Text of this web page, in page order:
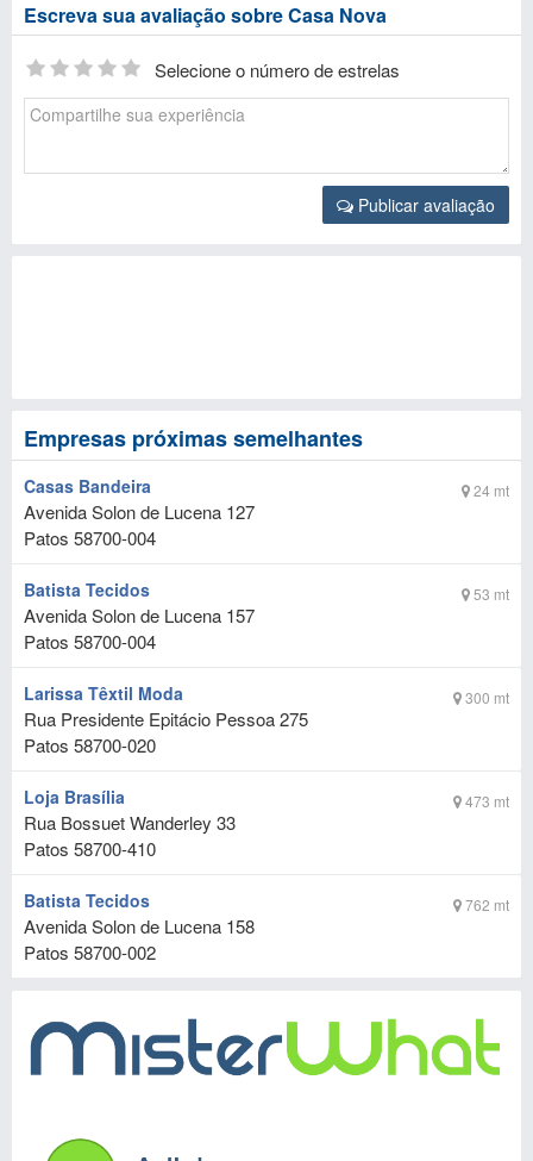
Escreva sua avaliação sobre Casa Nova
Selecione o número de estrelas
Publicar avaliação
Empresas próximas semelhantes
24 mt
Casas Bandeira
Avenida Solon de Lucena 127
Patos 58700-004
53 mt
Batista Tecidos
Avenida Solon de Lucena 157
Patos 58700-004
300 mt
Larissa Têxtil Moda
Rua Presidente Epitácio Pessoa 275
Patos 58700-020
473 mt
Loja Brasília
Rua Bossuet Wanderley 33
Patos 58700-410
762 mt
Batista Tecidos
Avenida Solon de Lucena 158
Patos 58700-002